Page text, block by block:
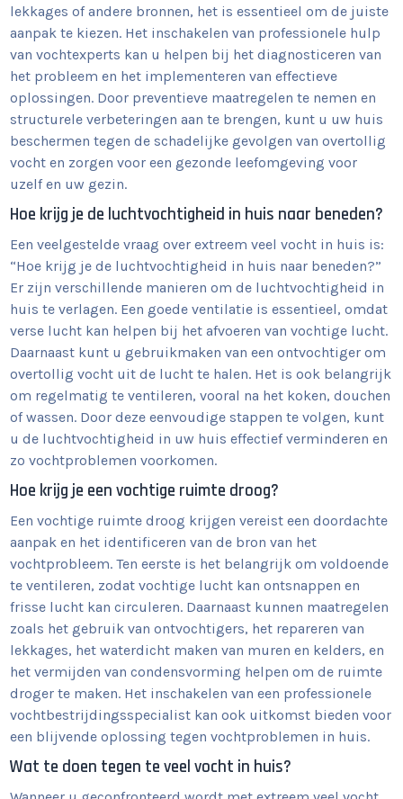
lekkages of andere bronnen, het is essentieel om de juiste
aanpak te kiezen. Het inschakelen van professionele hulp
van vochtexperts kan u helpen bij het diagnosticeren van
het probleem en het implementeren van effectieve
oplossingen. Door preventieve maatregelen te nemen en
structurele verbeteringen aan te brengen, kunt u uw huis
beschermen tegen de schadelijke gevolgen van overtollig
vocht en zorgen voor een gezonde leefomgeving voor
uzelf en uw gezin.
Hoe krijg je de luchtvochtigheid in huis naar beneden?
Een veelgestelde vraag over extreem veel vocht in huis is:
“Hoe krijg je de luchtvochtigheid in huis naar beneden?”
Er zijn verschillende manieren om de luchtvochtigheid in
huis te verlagen. Een goede ventilatie is essentieel, omdat
verse lucht kan helpen bij het afvoeren van vochtige lucht.
Daarnaast kunt u gebruikmaken van een ontvochtiger om
overtollig vocht uit de lucht te halen. Het is ook belangrijk
om regelmatig te ventileren, vooral na het koken, douchen
of wassen. Door deze eenvoudige stappen te volgen, kunt
u de luchtvochtigheid in uw huis effectief verminderen en
zo vochtproblemen voorkomen.
Hoe krijg je een vochtige ruimte droog?
Een vochtige ruimte droog krijgen vereist een doordachte
aanpak en het identificeren van de bron van het
vochtprobleem. Ten eerste is het belangrijk om voldoende
te ventileren, zodat vochtige lucht kan ontsnappen en
frisse lucht kan circuleren. Daarnaast kunnen maatregelen
zoals het gebruik van ontvochtigers, het repareren van
lekkages, het waterdicht maken van muren en kelders, en
het vermijden van condensvorming helpen om de ruimte
droger te maken. Het inschakelen van een professionele
vochtbestrijdingsspecialist kan ook uitkomst bieden voor
een blijvende oplossing tegen vochtproblemen in huis.
Wat te doen tegen te veel vocht in huis?